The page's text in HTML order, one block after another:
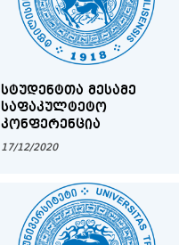
ᲡᲢᲣᲓᲔᲜᲢᲗᲐ ᲛᲔᲡᲐᲛᲔ
ᲡᲐᲤᲐᲙᲣᲚᲢᲔᲢᲝ
ᲙᲝᲜᲤᲔᲠᲔᲜᲪᲘᲐ
17/12/2020